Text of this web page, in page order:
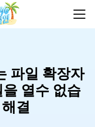
파일 확장자
열수 없습
결